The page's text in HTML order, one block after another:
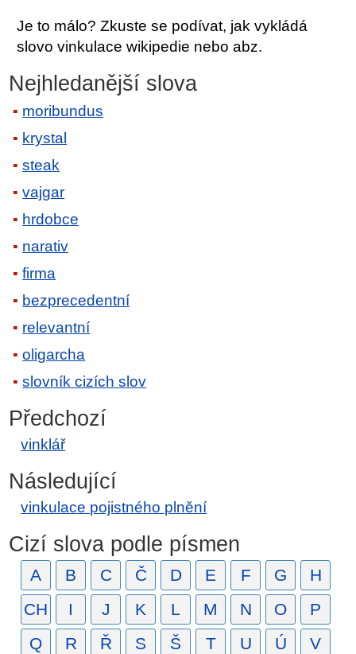
Je to málo? Zkuste se podívat, jak vykládá
slovo vinkulace wikipedie nebo abz.
Nejhledanější slova
moribundus
krystal
steak
vajgar
hrdobce
narativ
firma
bezprecedentní
relevantní
oligarcha
slovník cizích slov
Předchozí
vinklář
Následující
vinkulace pojistného plnění
Cizí slova podle písmen
A B C Č D E F G
H
CH
I J K L M N O
P
Q
R Ř S Š T U Ú V